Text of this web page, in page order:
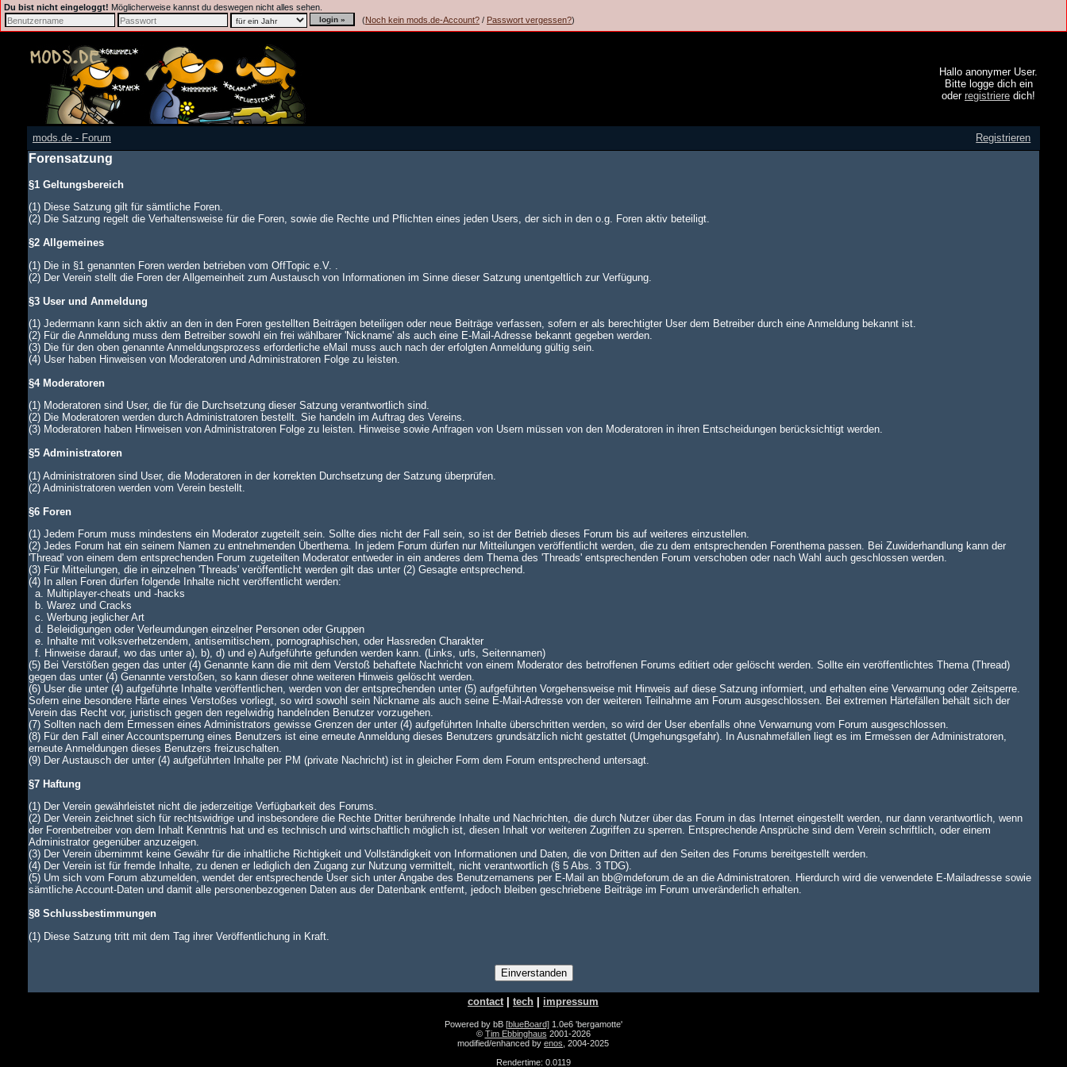
Du bist nicht eingeloggt! Möglicherweise kannst du deswegen nicht alles sehen.
(Noch kein mods.de-Account? / Passwort vergessen?)
Hallo anonymer User.
Bitte logge dich ein
oder registriere dich!
mods.de - Forum Registrieren
Forensatzung
§1 Geltungsbereich
(1) Diese Satzung gilt für sämtliche Foren.
(2) Die Satzung regelt die Verhaltensweise für die Foren, sowie die Rechte und Pflichten eines jeden Users, der sich in den o.g. Foren aktiv beteiligt.
§2 Allgemeines
(1) Die in §1 genannten Foren werden betrieben vom OffTopic e.V. .
(2) Der Verein stellt die Foren der Allgemeinheit zum Austausch von Informationen im Sinne dieser Satzung unentgeltlich zur Verfügung.
§3 User und Anmeldung
(1) Jedermann kann sich aktiv an den in den Foren gestellten Beiträgen beteiligen oder neue Beiträge verfassen, sofern er als berechtigter User dem Betreiber durch eine Anmeldung bekannt ist.
(2) Für die Anmeldung muss dem Betreiber sowohl ein frei wählbarer 'Nickname' als auch eine E-Mail-Adresse bekannt gegeben werden.
(3) Die für den oben genannte Anmeldungsprozess erforderliche eMail muss auch nach der erfolgten Anmeldung gültig sein.
(4) User haben Hinweisen von Moderatoren und Administratoren Folge zu leisten.
§4 Moderatoren
(1) Moderatoren sind User, die für die Durchsetzung dieser Satzung verantwortlich sind.
(2) Die Moderatoren werden durch Administratoren bestellt. Sie handeln im Auftrag des Vereins.
(3) Moderatoren haben Hinweisen von Administratoren Folge zu leisten. Hinweise sowie Anfragen von Usern müssen von den Moderatoren in ihren Entscheidungen berücksichtigt werden.
§5 Administratoren
(1) Administratoren sind User, die Moderatoren in der korrekten Durchsetzung der Satzung überprüfen.
(2) Administratoren werden vom Verein bestellt.
§6 Foren
(1) Jedem Forum muss mindestens ein Moderator zugeteilt sein. Sollte dies nicht der Fall sein, so ist der Betrieb dieses Forum bis auf weiteres einzustellen.
(2) Jedes Forum hat ein seinem Namen zu entnehmenden Überthema. In jedem Forum dürfen nur Mitteilungen veröffentlicht werden, die zu dem entsprechenden Forenthema passen. Bei Zuwiderhandlung kann der
'Thread' von einem dem entsprechenden Forum zugeteilten Moderator entweder in ein anderes dem Thema des 'Threads' entsprechenden Forum verschoben oder nach Wahl auch geschlossen werden.
(3) Für Mitteilungen, die in einzelnen 'Threads' veröffentlicht werden gilt das unter (2) Gesagte entsprechend.
(4) In allen Foren dürfen folgende Inhalte nicht veröffentlicht werden:
a. Multiplayer-cheats und -hacks
b. Warez und Cracks
c. Werbung jeglicher Art
d. Beleidigungen oder Verleumdungen einzelner Personen oder Gruppen
e. Inhalte mit volksverhetzendem, antisemitischem, pornographischen, oder Hassreden Charakter
f. Hinweise darauf, wo das unter a), b), d) und e) Aufgeführte gefunden werden kann. (Links, urls, Seitennamen)
(5) Bei Verstößen gegen das unter (4) Genannte kann die mit dem Verstoß behaftete Nachricht von einem Moderator des betroffenen Forums editiert oder gelöscht werden. Sollte ein veröffentlichtes Thema (Thread)
gegen das unter (4) Genannte verstoßen, so kann dieser ohne weiteren Hinweis gelöscht werden.
(6) User die unter (4) aufgeführte Inhalte veröffentlichen, werden von der entsprechenden unter (5) aufgeführten Vorgehensweise mit Hinweis auf diese Satzung informiert, und erhalten eine Verwarnung oder Zeitsperre.
Sofern eine besondere Härte eines Verstoßes vorliegt, so wird sowohl sein Nickname als auch seine E-Mail-Adresse von der weiteren Teilnahme am Forum ausgeschlossen. Bei extremen Härtefällen behält sich der
Verein das Recht vor, juristisch gegen den regelwidrig handelnden Benutzer vorzugehen.
(7) Sollten nach dem Ermessen eines Administrators gewisse Grenzen der unter (4) aufgeführten Inhalte überschritten werden, so wird der User ebenfalls ohne Verwarnung vom Forum ausgeschlossen.
(8) Für den Fall einer Accountsperrung eines Benutzers ist eine erneute Anmeldung dieses Benutzers grundsätzlich nicht gestattet (Umgehungsgefahr). In Ausnahmefällen liegt es im Ermessen der Administratoren,
erneute Anmeldungen dieses Benutzers freizuschalten.
(9) Der Austausch der unter (4) aufgeführten Inhalte per PM (private Nachricht) ist in gleicher Form dem Forum entsprechend untersagt.
§7 Haftung
(1) Der Verein gewährleistet nicht die jederzeitige Verfügbarkeit des Forums.
(2) Der Verein zeichnet sich für rechtswidrige und insbesondere die Rechte Dritter berührende Inhalte und Nachrichten, die durch Nutzer über das Forum in das Internet eingestellt werden, nur dann verantwortlich, wenn
der Forenbetreiber von dem Inhalt Kenntnis hat und es technisch und wirtschaftlich möglich ist, diesen Inhalt vor weiteren Zugriffen zu sperren. Entsprechende Ansprüche sind dem Verein schriftlich, oder einem
Administrator gegenüber anzuzeigen.
(3) Der Verein übernimmt keine Gewähr für die inhaltliche Richtigkeit und Vollständigkeit von Informationen und Daten, die von Dritten auf den Seiten des Forums bereitgestellt werden.
(4) Der Verein ist für fremde Inhalte, zu denen er lediglich den Zugang zur Nutzung vermittelt, nicht verantwortlich (§ 5 Abs. 3 TDG).
(5) Um sich vom Forum abzumelden, wendet der entsprechende User sich unter Angabe des Benutzernamens per E-Mail an bb@mdeforum.de an die Administratoren. Hierdurch wird die verwendete E-Mailadresse sowie
sämtliche Account-Daten und damit alle personenbezogenen Daten aus der Datenbank entfernt, jedoch bleiben geschriebene Beiträge im Forum unveränderlich erhalten.
§8 Schlussbestimmungen
(1) Diese Satzung tritt mit dem Tag ihrer Veröffentlichung in Kraft.
contact| tech impressum
Powered by bB [blueBoard] 1.0e6 'bergamotte'
© Tim Ebbinghaus 2001-2026
modified/enhanced by enos , 2004-2025
Rendertime: 0.0119